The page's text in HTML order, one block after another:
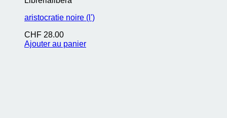
aristocratie noire (l')
CHF 28.00
Ajouter au panier